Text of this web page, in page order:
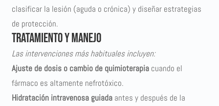
clasificar la lesión (aguda o crónica) y diseñar estrategias
de protección.
Tratamiento y manejo
Las intervenciones más habituales incluyen:
Ajuste de dosis o cambio de quimioterapia cuando el
fármaco es altamente nefrotóxico.
Hidratación intravenosa guiada antes y después de la